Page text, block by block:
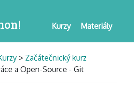
Materiály
Kurzy
> Začátečnický kurz
a Open-Source - Git